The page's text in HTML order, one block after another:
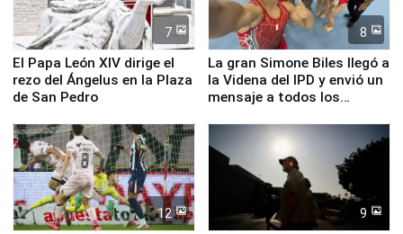
7
El Papa León XIV dirige el
rezo del Ángelus en la Plaza
de San Pedro
8
La gran Simone Biles llegó a
la Videna del IPD y envió un
mensaje a todos los
12 9